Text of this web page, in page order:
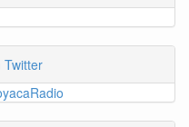
Twitter